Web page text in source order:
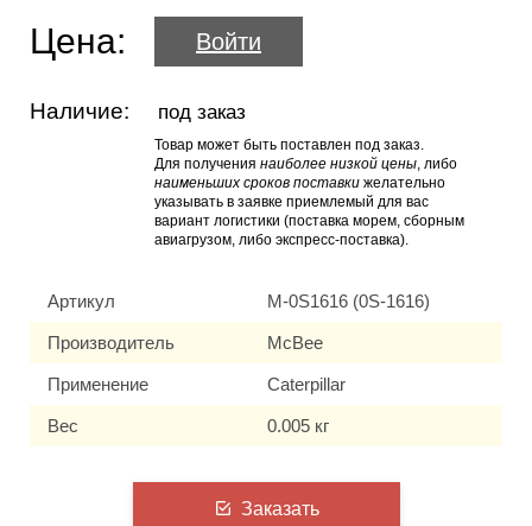
Цена: Войти
Наличие: под заказ
Товар может быть поставлен под заказ.
Для получения наиболее низкой цены, либо
наименьших сроков поставки желательно
указывать в заявке приемлемый для вас
вариант логистики (поставка морем, сборным
авиагрузом, либо экспресс-поставка).
Артикул M-0S1616 (0S-1616)
Производитель McBee
Применение Caterpillar
Вес 0.005 кг
Заказать